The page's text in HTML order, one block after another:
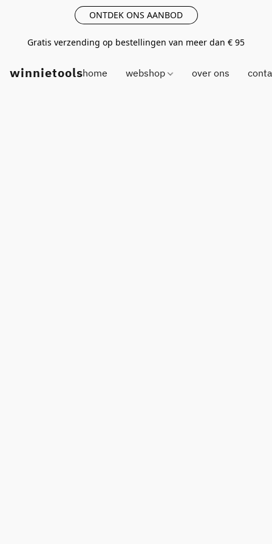
ONTDEK ONS AANBOD
Gratis verzending op bestellingen van meer dan € 95
winnietoolshome webshop over ons